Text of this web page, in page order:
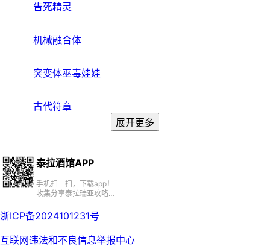
告死精灵
机械融合体
突变体巫毒娃娃
古代符章
展开更多
泰拉酒馆APP
手机扫一扫，下载app！
收集分享泰拉瑞亚攻略、
浙ICP备2024101231号
互联网违法和不良信息举报中心